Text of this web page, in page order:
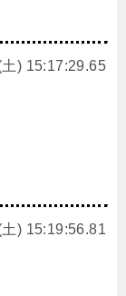
) 15:17:29.65
) 15:19:56.81